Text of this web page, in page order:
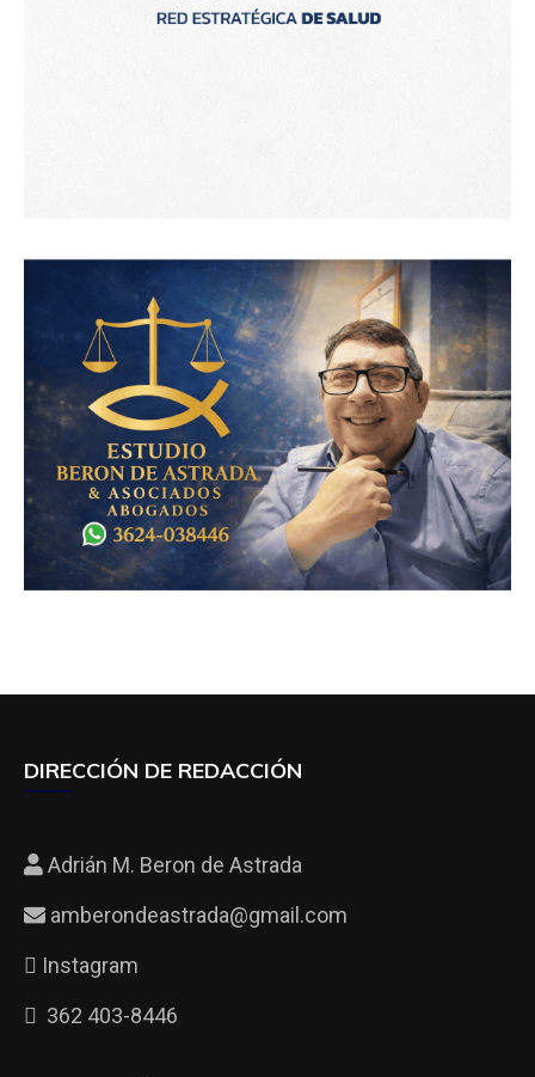
DIRECCIÓN DE REDACCIÓN
Adrián M. Beron de Astrada
amberondeastrada@gmail.com
Instagram
362 403-8446